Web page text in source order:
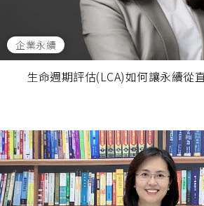
企業永續
生命週期評估(LCA)如何讓永續從